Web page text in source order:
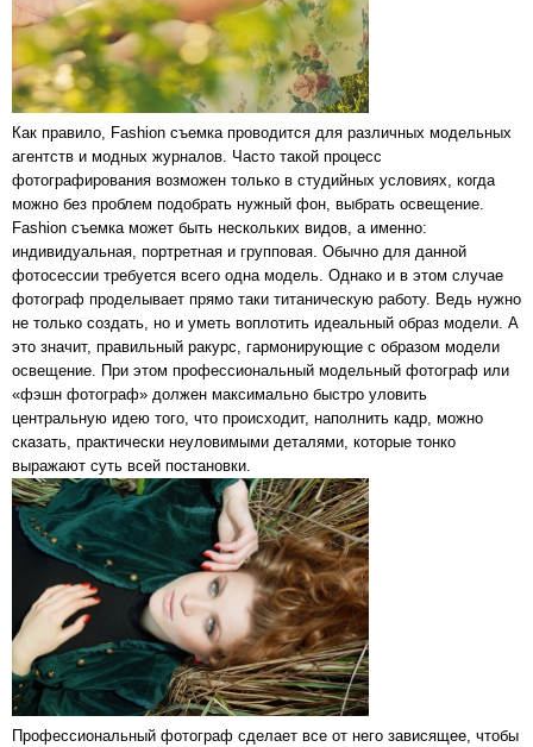
Как правило, Fashion съемка проводится для различных модельных
агентств и модных журналов. Часто такой процесс
фотографирования возможен только в студийных условиях, когда
можно без проблем подобрать нужный фон, выбрать освещение.
Fashion съемка может быть нескольких видов, а именно:
индивидуальная, портретная и групповая. Обычно для данной
фотосессии требуется всего одна модель. Однако и в этом случае
фотограф проделывает прямо таки титаническую работу. Ведь нужно
не только создать, но и уметь воплотить идеальный образ модели. А
это значит, правильный ракурс, гармонирующие с образом модели
освещение. При этом профессиональный модельный фотограф или
«фэшн фотограф» должен максимально быстро уловить
центральную идею того, что происходит, наполнить кадр, можно
сказать, практически неуловимыми деталями, которые тонко
выражают суть всей постановки.
Профессиональный фотограф сделает все от него зависящее, чтобы